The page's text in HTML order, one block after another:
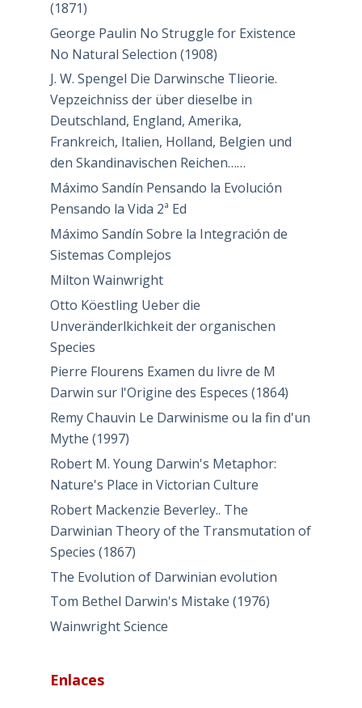
(1871)
George Paulin No Struggle for Existence
No Natural Selection (1908)
J. W. Spengel Die Darwinsche Tlieorie.
Vepzeichniss der über dieselbe in
Deutschland, England, Amerika,
Frankreich, Italien, Holland, Belgien und
den Skandinavischen Reichen……
Máximo Sandín Pensando la Evolución
Pensando la Vida 2ª Ed
Máximo Sandín Sobre la Integración de
Sistemas Complejos
Milton Wainwright
Otto Köestling Ueber die
Unveränderlkichkeit der organischen
Species
Pierre Flourens Examen du livre de M
Darwin sur l'Origine des Especes (1864)
Remy Chauvin Le Darwinisme ou la fin d'un
Mythe (1997)
Robert M. Young Darwin's Metaphor:
Nature's Place in Victorian Culture
Robert Mackenzie Beverley.. The
Darwinian Theory of the Transmutation of
Species (1867)
The Evolution of Darwinian evolution
Tom Bethel Darwin's Mistake (1976)
Wainwright Science
Enlaces